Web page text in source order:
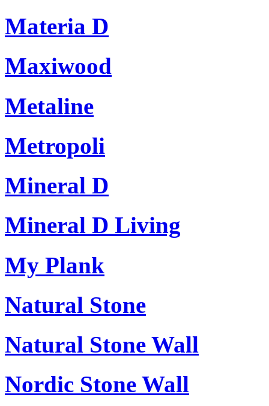
Materia D
Maxiwood
Metaline
Metropoli
Mineral D
Mineral D Living
My Plank
Natural Stone
Natural Stone Wall
Nordic Stone Wall